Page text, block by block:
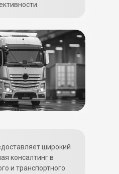
широкий
консалтинг в
и транспортного